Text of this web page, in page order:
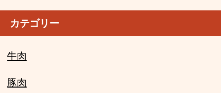
カテゴリー
牛肉
豚肉